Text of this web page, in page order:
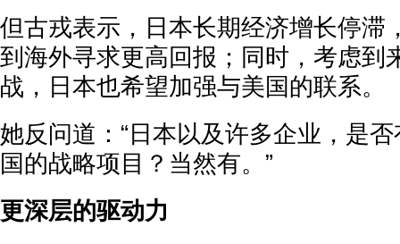
但古戎表示，日本长期经济增长停滞
到海外寻求更高回报；同时，考虑到
战，日本也希望加强与美国的联系。
她反问道：“日本以及许多企业，是
国的战略项目？当然有。”
更深层的驱动力